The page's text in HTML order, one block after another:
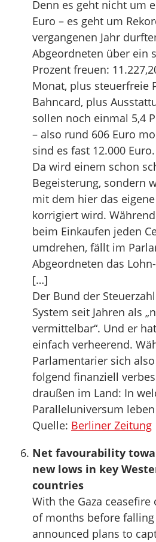
Denn es geht nicht um
Euro – es geht um
vergangenen Jahr
Abgeordneten über ein
Prozent freuen:
Monat, plus steuerfreie
Bahncard, plus
sollen noch einmal 5,4
– also rund 606 Euro
sind es fast 12.000 Euro.
Da wird einem schon
Begeisterung, sondern
mit dem hier das
korrigiert wird.
beim Einkaufen jeden
umdrehen, fällt im
Abgeordneten das
[…]
Der Bund der
System seit Jahren als
vermittelbar“. Und er
einfach verheerend.
Parlamentarier sich
folgend finanziell
draußen im Land: In
Paralleluniversum
Quelle: Berliner Zeitung
Net favourability
new lows in key
countries
With the Gaza
of months before
announced plans to